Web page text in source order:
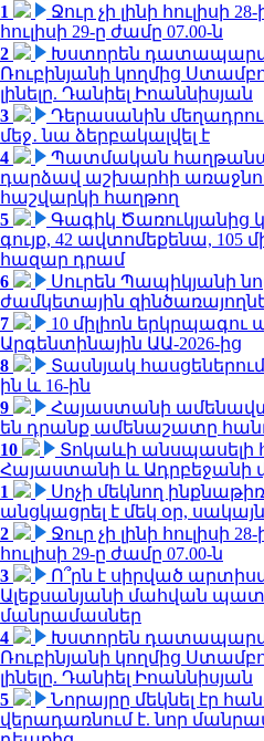
1
Ջուր չի լինի հուլիսի
հուլիսի 29-ը ժամը 07.00-ն
2
Խստորեն
Ռուբինյանի կողմից
լինելը. Դանիել Իոաննիսյան
3
Դերասանին
մեջ․ նա ձերբակալվել է
4
Պատմական
դարձավ աշխարհի
հաշվարկի հաղթող
5
Գագիկ Ծառուկյանից
գույք, 42 ավտոմեքենա, 105
հազար դրամ
6
Սուրեն Պապիկյանի
ժամկետային
7
10 միլիոն
Արգենտինային ԱԱ-2026-ից
8
Տասնյակ հասցեներում
ին և 16-ին
9
Հայաստանի
են դրանք ամենաշատը
10
Տոկաևի անսպասելի
Հայաստանի և Ադրբեջանի
1
Սոչի մեկնող
անցկացրել է մեկ օր,
2
Ջուր չի լինի հուլիսի
հուլիսի 29-ը ժամը 07.00-ն
3
Ո՞րն է սիրված
Ալեքսանյանի մահվան
մանրամասներ
4
Խստորեն
Ռուբինյանի կողմից
լինելը. Դանիել Իոաննիսյան
5
Նորայրը մեկնել էր
վերադառնում է. նոր